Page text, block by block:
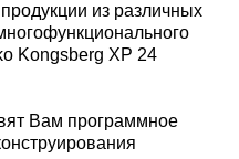
из различных
Kongsberg XP 24
Вам программное